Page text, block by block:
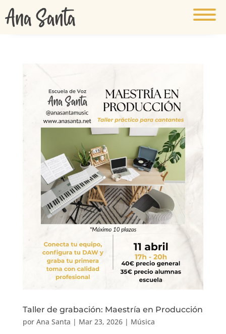
Taller de grabación: Maestría en Producción
por Ana Santa | Mar 23, 2026| Música